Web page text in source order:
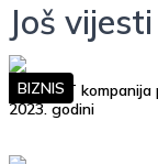
Još vijesti
Top 10 IT
2023. godini
BIZNIS